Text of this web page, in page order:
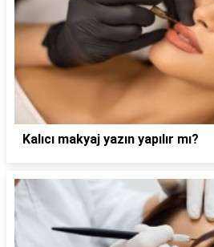
Kalıcı makyaj yazın yapılır mı?